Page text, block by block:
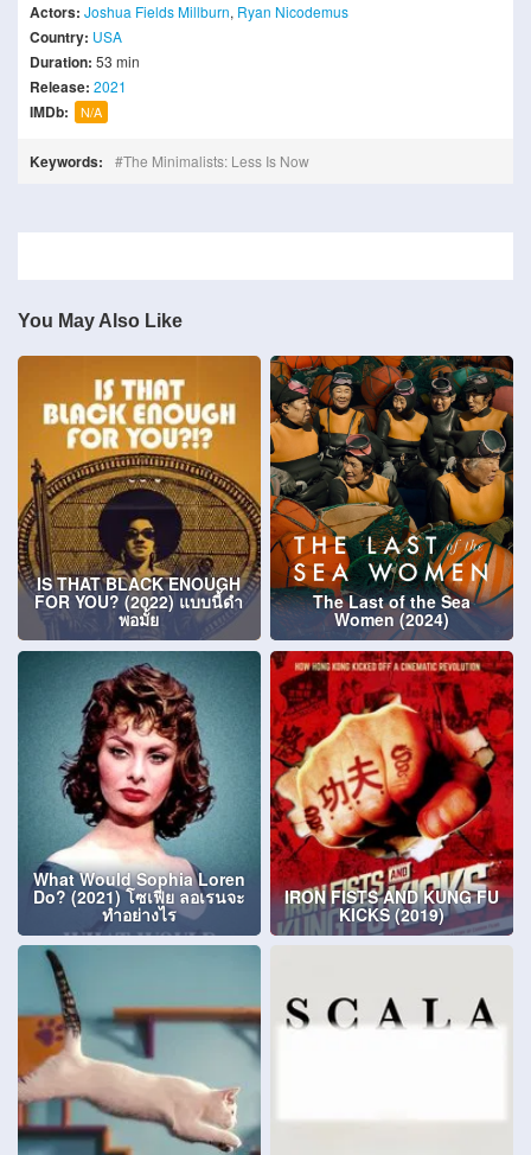
Actors: Joshua Fields Millburn, Ryan Nicodemus
Country: USA
Duration: 53 min
Release: 2021
IMDb: N/A
Keywords: The Minimalists: Less Is Now
You May Also Like
IS THAT BLACK ENOUGH
FOR YOU? (2022) แบบนี้ดำ
พอมั้ย
The Last of the Sea
Women (2024)
What Would Sophia Loren
Do? (2021) โซเฟีย ลอเรนจะ
ทำอย่างไร
IRON FISTS AND KUNG FU
KICKS (2019)